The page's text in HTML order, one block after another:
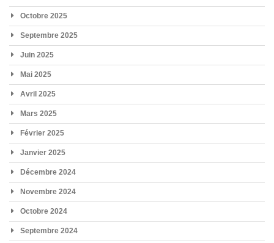
Octobre 2025
Septembre 2025
Juin 2025
Mai 2025
Avril 2025
Mars 2025
Février 2025
Janvier 2025
Décembre 2024
Novembre 2024
Octobre 2024
Septembre 2024